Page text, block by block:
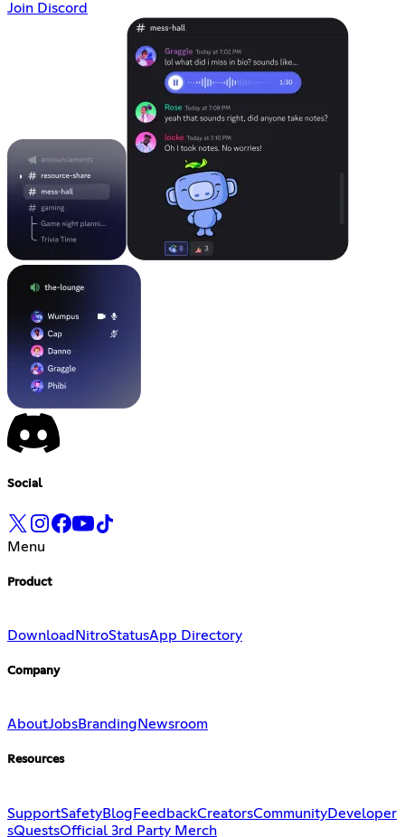
Join Discord
Social
Menu
Product
Download NitroStatusApp Directory
Company
AboutJobsBranding Newsroom
Resources
SupportSafetyBlogFeedbackCreatorsCommunityDeveloper
sQuestsOfficial 3rd Party Merch